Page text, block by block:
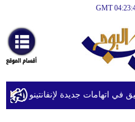
أخبارعاجلة
رياضة
ثقافة اتهامات جديدة لإنفانتينو